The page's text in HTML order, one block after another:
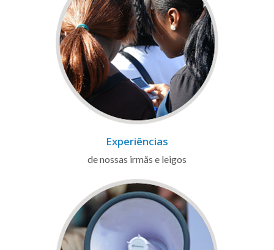
Experiências
de nossas irmãs e leigos